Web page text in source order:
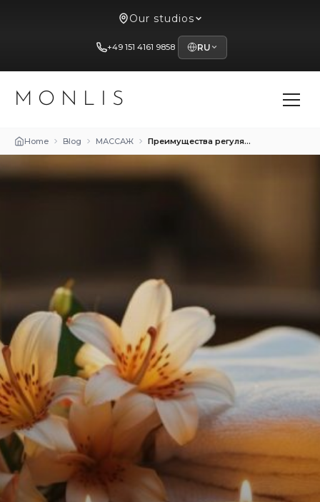
Our studios
+49 151 4161 9858 RU
MONLIS
Home Blog МАССАЖ Преимущества регулярного массажа для здоровья